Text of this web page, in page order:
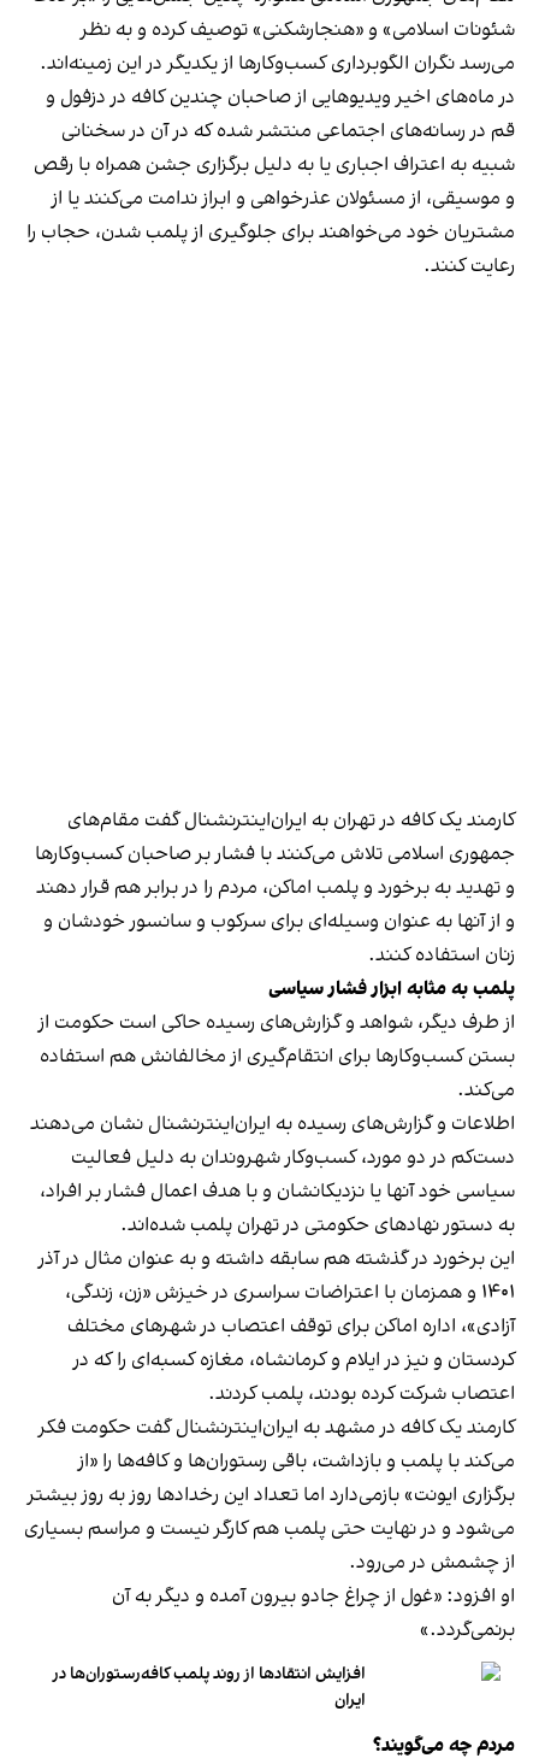
شئونات اسلامی» و «هنجارشکنی» توصیف کرده و به نظر
می‌رسد نگران الگوبرداری کسب‌وکارها از یکدیگر در این زمینه‌اند.
در ماه‌های اخیر ویدیوهایی از صاحبان چندین کافه در دزفول و
قم در رسانه‌های اجتماعی منتشر شده که در آن در سخنانی
شبیه به اعتراف اجباری یا به دلیل برگزاری جشن همراه با رقص
و موسیقی، از مسئولان عذرخواهی و ابراز ندامت می‌کنند یا از
مشتریان خود می‌خواهند برای جلوگیری از پلمب شدن، حجاب را
رعایت کنند.
کارمند یک کافه در تهران به ایران‌اینترنشنال گفت مقام‌های
جمهوری اسلامی تلاش می‌کنند با فشار بر صاحبان کسب‌وکارها
و تهدید به برخورد و پلمب اماکن، مردم را در برابر هم قرار دهند
و از آنها به عنوان وسیله‌ای برای سرکوب و سانسور خودشان و
زنان استفاده کنند.
پلمب به مثابه ابزار فشار سیاسی
از طرف دیگر، شواهد و گزارش‌های رسیده حاکی است حکومت از
بستن کسب‌وکارها برای انتقام‌گیری از مخالفانش هم استفاده
می‌کند.
اطلاعات و گزارش‌های رسیده به ایران‌اینترنشنال نشان می‌دهند
دست‌کم در دو مورد، کسب‌وکار شهروندان به دلیل فعالیت
سیاسی خود آنها یا نزدیکانشان و با هدف اعمال فشار بر افراد،
به دستور نهادهای حکومتی در تهران پلمب شده‌اند.
این برخورد در گذشته هم سابقه داشته و به عنوان مثال در آذر
۱۴۰۱ و همزمان با اعتراضات سراسری در خیزش «زن، زندگی،
آزادی»، اداره اماکن برای توقف اعتصاب در شهرهای مختلف
کردستان و نیز در ایلام و کرمانشاه، مغازه کسبه‌ای را که در
اعتصاب شرکت کرده بودند، پلمب کردند.
کارمند یک کافه در مشهد به ایران‌اینترنشنال گفت حکومت فکر
می‌کند با پلمب و بازداشت، باقی رستوران‌ها و کافه‌ها را «از
برگزاری ایونت» بازمی‌دارد اما تعداد این رخدادها روز به روز بیشتر
می‌شود و در نهایت حتی پلمب هم کارگر نیست و مراسم بسیاری
از چشمش در می‌رود.
او افزود: «غول از چراغ جادو بیرون آمده و دیگر به آن
برنمی‎‌گردد.»
افزایش انتقادها از روند پلمب کافه‌رستوران‌ها در
ایران
مردم چه می‌گویند؟